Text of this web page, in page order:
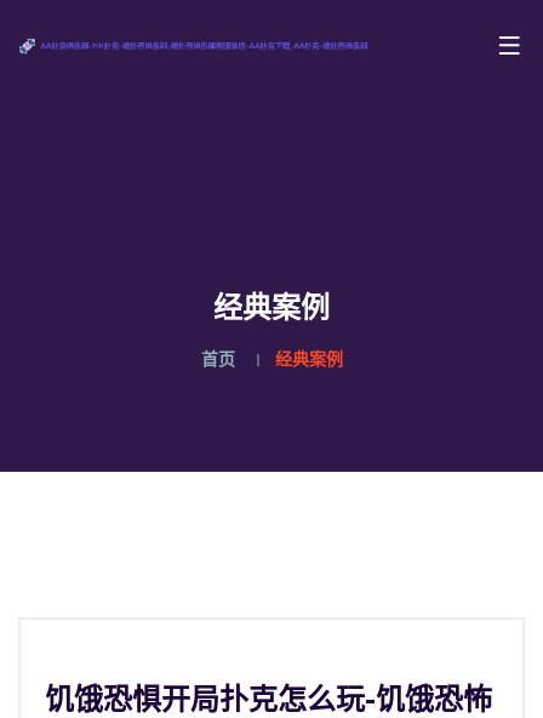
经典案例
首页 经典案例
饥饿恐惧开局扑克怎么玩-饥饿恐怖